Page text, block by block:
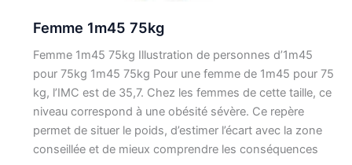
Femme 1m45 75kg
Femme 1m45 75kg Illustration de personnes d’1m45
pour 75kg 1m45 75kg Pour une femme de 1m45 pour 75
kg, l’IMC est de 35,7. Chez les femmes de cette taille, ce
niveau correspond à une obésité sévère. Ce repère
permet de situer le poids, d’estimer l’écart avec la zone
conseillée et de mieux comprendre les conséquences